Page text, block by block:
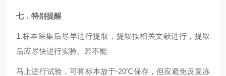
七．特别提醒
1.标本采集后尽早进行提取，提取按相关文献进行，提取
后应尽快进行实验。若不能
马上进行试验，可将标本放于-20℃保存，但应避免反复冻